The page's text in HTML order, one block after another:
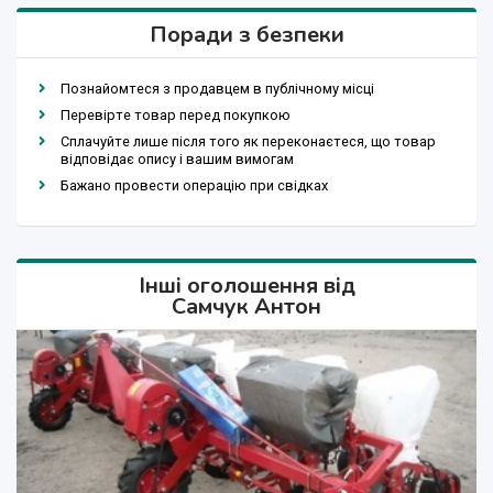
Поради з безпеки
Познайомтеся з продавцем в публічному місці
Перевірте товар перед покупкою
Сплачуйте лише після того як переконаєтеся, що товар
відповідає опису і вашим вимогам
Бажано провести операцію при свідках
Інші оголошення від
Самчук Антон